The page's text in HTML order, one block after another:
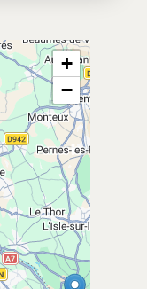
+
−